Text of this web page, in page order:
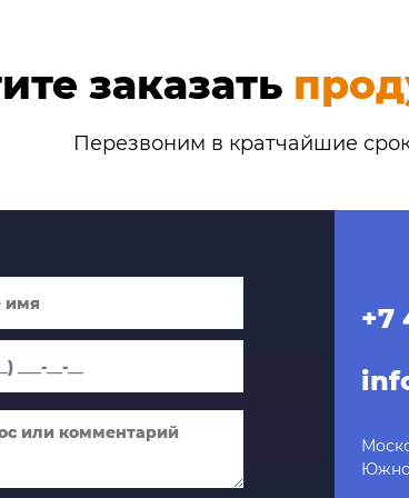
заказать
Перезвоним в кратчайшие
+7